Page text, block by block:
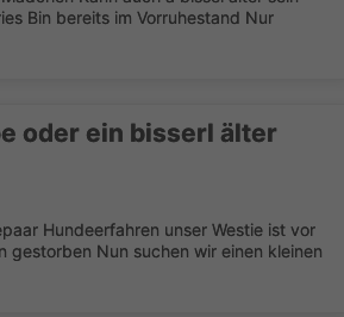
Bin bereits im Vorruhestand Nur
oder ein bisserl älter
Hundeerfahren unser Westie ist vor
gestorben Nun suchen wir einen kleinen